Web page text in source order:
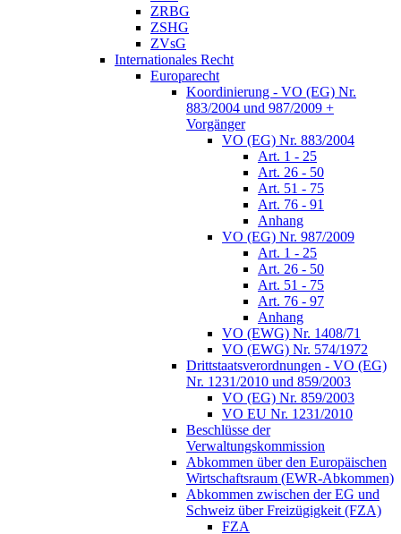
ZRBG
ZSHG
ZVsG
Internationales Recht
Europarecht
Koordinierung - VO (EG) Nr.
883/2004 und 987/2009 +
Vorgänger
VO (EG) Nr. 883/2004
Art. 1 - 25
Art. 26 - 50
Art. 51 - 75
Art. 76 - 91
Anhang
VO (EG) Nr. 987/2009
Art. 1 - 25
Art. 26 - 50
Art. 51 - 75
Art. 76 - 97
Anhang
VO (EWG) Nr. 1408/71
VO (EWG) Nr. 574/1972
Drittstaatsverordnungen - VO (EG)
Nr. 1231/2010 und 859/2003
VO (EG) Nr. 859/2003
VO EU Nr. 1231/2010
Beschlüsse der
Verwaltungskommission
Abkommen über den Europäischen
Wirtschaftsraum (EWR-Abkommen)
Abkommen zwischen der EG und
Schweiz über Freizügigkeit (FZA)
FZA